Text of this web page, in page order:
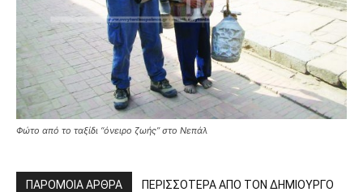
Φώτο από το ταξίδι ‘‘όνειρο ζωής’’ στο Νεπάλ
ΠΑΡΟΜΟΙΑ ΑΡΘΡΑ ΠΕΡΙΣΣΟΤΕΡΑ ΑΠΟ ΤΟΝ ΔΗΜΙΟΥΡΓΟ